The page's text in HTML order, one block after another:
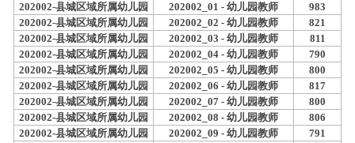
202002-县城区域所属幼儿园
202002_01 - 幼儿园教师
983
202002-县城区域所属幼儿园
202002_02 - 幼儿园教师
821
202002-县城区域所属幼儿园
202002_03 - 幼儿园教师
811
202002-县城区域所属幼儿园
202002_04 - 幼儿园教师
790
202002-县城区域所属幼儿园
202002_05 - 幼儿园教师
800
202002-县城区域所属幼儿园
202002_06 - 幼儿园教师
817
202002-县城区域所属幼儿园
202002_07 - 幼儿园教师
800
202002-县城区域所属幼儿园
202002_08 - 幼儿园教师
806
202002-县城区域所属幼儿园
202002_09 - 幼儿园教师
791